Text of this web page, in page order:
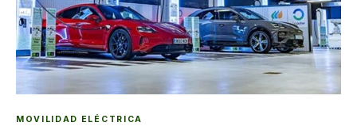
MOVILIDAD ELÉCTRICA